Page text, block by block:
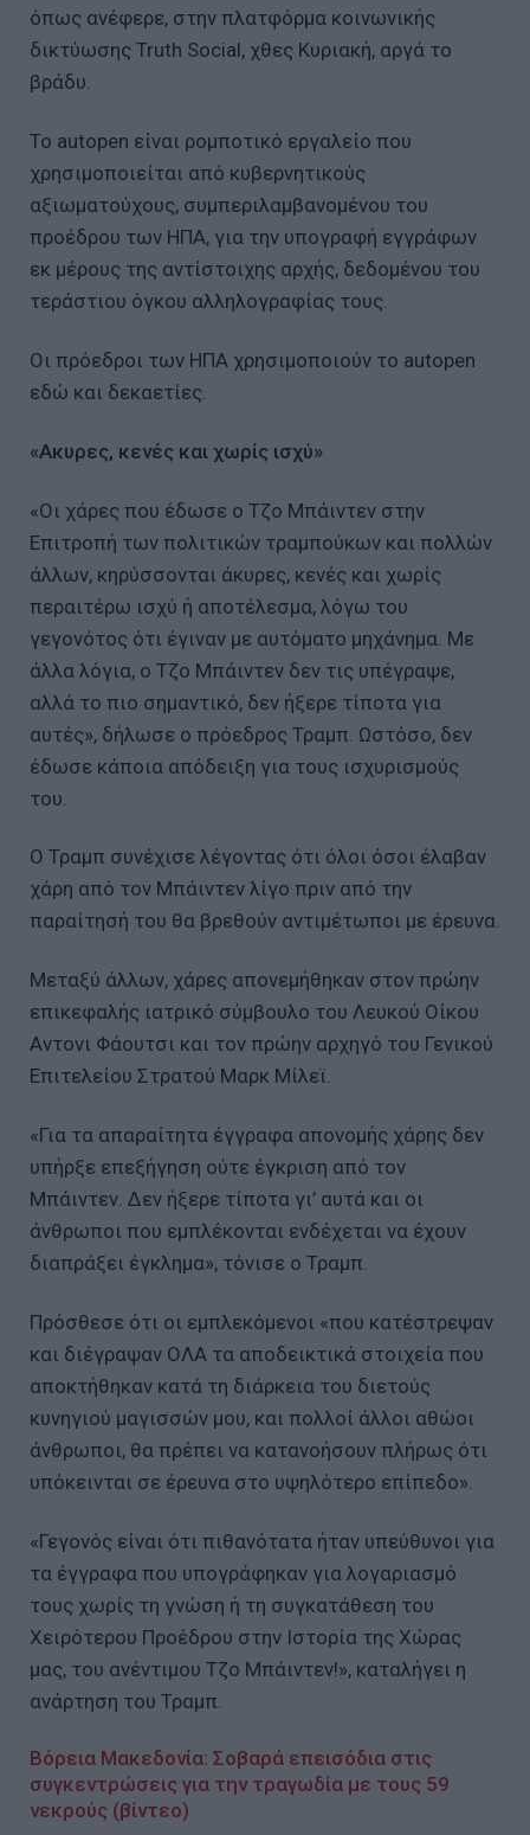
όπως ανέφερε, στην πλατφόρμα κοινωνικής
δικτύωσης Truth Social, χθες Κυριακή, αργά το
βράδυ.
Το autopen είναι ρομποτικό εργαλείο που
χρησιμοποιείται από κυβερνητικούς
αξιωματούχους, συμπεριλαμβανομένου του
προέδρου των ΗΠΑ, για την υπογραφή εγγράφων
εκ μέρους της αντίστοιχης αρχής, δεδομένου του
τεράστιου όγκου αλληλογραφίας τους.
Οι πρόεδροι των ΗΠΑ χρησιμοποιούν το autopen
εδώ και δεκαετίες.
«Ακυρες, κενές και χωρίς ισχύ»
«Οι χάρες που έδωσε ο Τζο Μπάιντεν στην
Επιτροπή των πολιτικών τραμπούκων και πολλών
άλλων, κηρύσσονται άκυρες, κενές και χωρίς
περαιτέρω ισχύ ή αποτέλεσμα, λόγω του
γεγονότος ότι έγιναν με αυτόματο μηχάνημα. Με
άλλα λόγια, ο Τζο Μπάιντεν δεν τις υπέγραψε,
αλλά το πιο σημαντικό, δεν ήξερε τίποτα για
αυτές», δήλωσε ο πρόεδρος Τραμπ. Ωστόσο, δεν
έδωσε κάποια απόδειξη για τους ισχυρισμούς
του.
Ο Τραμπ συνέχισε λέγοντας ότι όλοι όσοι έλαβαν
χάρη από τον Μπάιντεν λίγο πριν από την
παραίτησή του θα βρεθούν αντιμέτωποι με έρευνα.
Μεταξύ άλλων, χάρες απονεμήθηκαν στον πρώην
επικεφαλής ιατρικό σύμβουλο του Λευκού Οίκου
Αντονι Φάουτσι και τον πρώην αρχηγό του Γενικού
Επιτελείου Στρατού Μαρκ Μίλεϊ.
«Για τα απαραίτητα έγγραφα απονομής χάρης δεν
υπήρξε επεξήγηση ούτε έγκριση από τον
Μπάιντεν. Δεν ήξερε τίποτα γι’ αυτά και οι
άνθρωποι που εμπλέκονται ενδέχεται να έχουν
διαπράξει έγκλημα», τόνισε ο Τραμπ.
Πρόσθεσε ότι οι εμπλεκόμενοι «που κατέστρεψαν
και διέγραψαν ΟΛΑ τα αποδεικτικά στοιχεία που
αποκτήθηκαν κατά τη διάρκεια του διετούς
κυνηγιού μαγισσών μου, και πολλοί άλλοι αθώοι
άνθρωποι, θα πρέπει να κατανοήσουν πλήρως ότι
υπόκεινται σε έρευνα στο υψηλότερο επίπεδο».
«Γεγονός είναι ότι πιθανότατα ήταν υπεύθυνοι για
τα έγγραφα που υπογράφηκαν για λογαριασμό
τους χωρίς τη γνώση ή τη συγκατάθεση του
Χειρότερου Προέδρου στην Ιστορία της Χώρας
μας, του ανέντιμου Τζο Μπάιντεν!», καταλήγει η
ανάρτηση του Τραμπ.
Βόρεια Μακεδονία: Σοβαρά επεισόδια στις
συγκεντρώσεις για την τραγωδία με τους 59
νεκρούς (βίντεο)